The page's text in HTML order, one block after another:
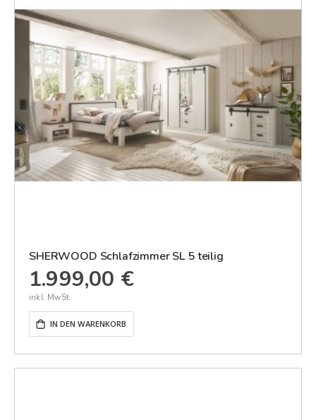
SHERWOOD Schlafzimmer SL 5 teilig
1.999,00 €
IN DEN WARENKORB